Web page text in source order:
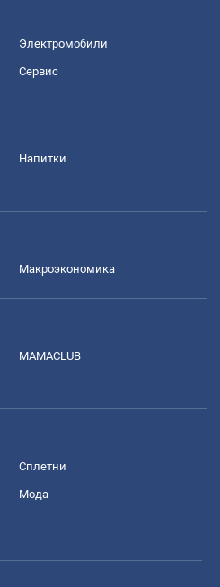
Электромобили
Сервис
Напитки
Mакроэкономика
MAMACLUB
Сплетни
Мода